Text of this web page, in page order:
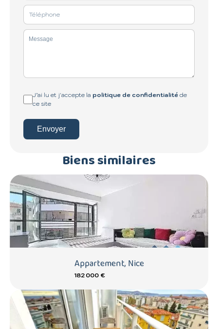
J’ai lu et j'accepte la politique de confidentialitéde
ce site
Envoyer
Biens similaires
Appartement, Nice
182 000 €